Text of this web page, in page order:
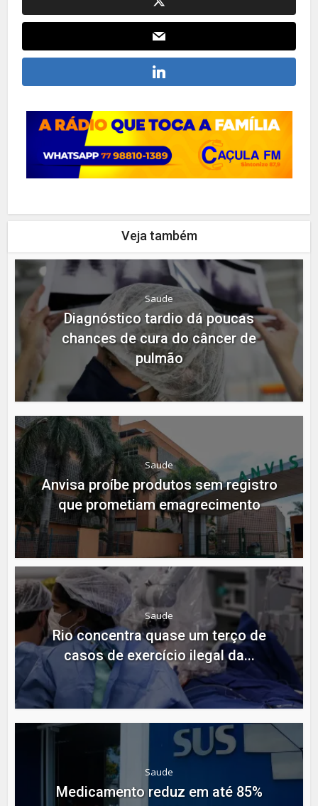
Veja também
Saude
Diagnóstico tardio dá poucas
chances de cura do câncer de
pulmão
Saude
Anvisa proíbe produtos sem registro
que prometiam emagrecimento
Saude
Rio concentra quase um terço de
casos de exercício ilegal da...
Saude
Medicamento reduz em até 85%